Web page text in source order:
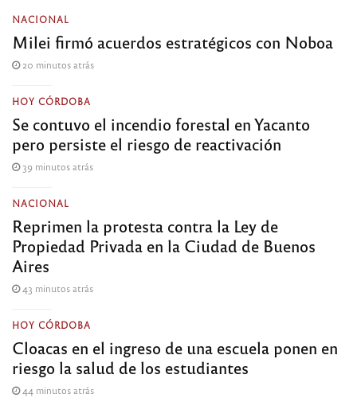
NACIONAL
Milei firmó acuerdos estratégicos con Noboa
20 minutos atrás
HOY CÓRDOBA
Se contuvo el incendio forestal en Yacanto
pero persiste el riesgo de reactivación
39 minutos atrás
NACIONAL
Reprimen la protesta contra la Ley de
Propiedad Privada en la Ciudad de Buenos
Aires
43 minutos atrás
HOY CÓRDOBA
Cloacas en el ingreso de una escuela ponen en
riesgo la salud de los estudiantes
44 minutos atrás